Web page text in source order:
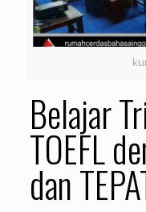
Belajar
TOEFL
dan